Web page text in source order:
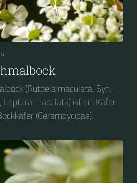
(Rutpela maculata, Syn.:
Leptura maculata) ist ein Käfer
(Cerambycidae).